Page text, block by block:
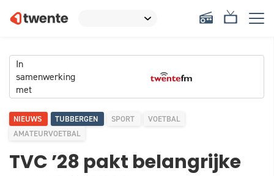
In
samenwerking
met
NIEUWS TUBBERGEN SPORT
VOETBAL
AMATEURVOETBAL
TVC ’28 pakt belangrijke